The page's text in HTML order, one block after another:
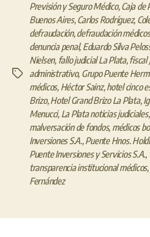
Etiquetas
Previsión y Seguro Médico,Caja de
Buenos Aires,Carlos Rodríguez,
defraudación,defraudación
denuncia penal,Eduardo Silva
Nielsen, fallo judicial La Plata,fiscal
administrativo, Grupo Puente
médicos, Héctor Sainz,hotel cinco
Brizo,Hotel Grand Brizo La Plata,
Menucci, La Plata noticias judiciales,
malversación de fondos, médicos
Inversiones S.A.,Puente Hnos.
Puente Inversiones y Servicios S.A.,
transparencia institucional médicos,
Fernández